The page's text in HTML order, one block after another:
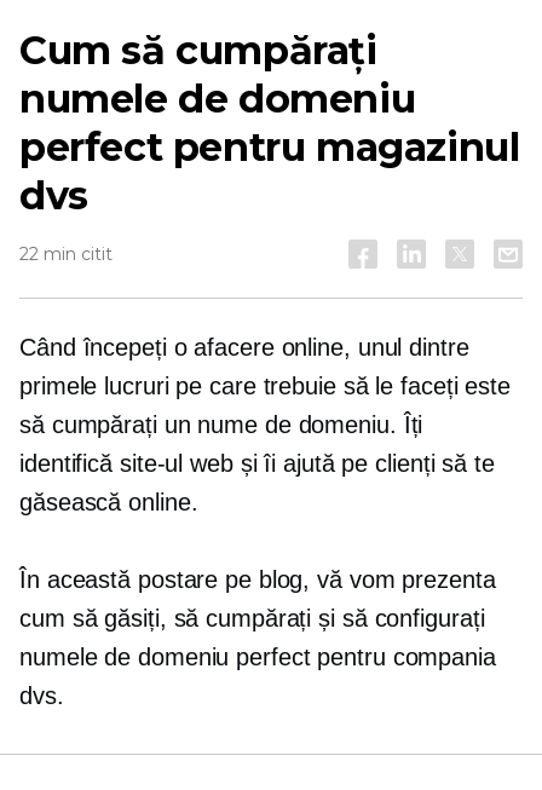
Cum să cumpărați
numele de domeniu
perfect pentru magazinul
dvs
22 min citit
Când începeți o afacere online, unul dintre
primele lucruri pe care trebuie să le faceți este
să cumpărați un nume de domeniu. Îți
identifică site-ul web și îi ajută pe clienți să te
găsească online.
În această postare pe blog, vă vom prezenta
cum să găsiți, să cumpărați și să configurați
numele de domeniu perfect pentru compania
dvs.